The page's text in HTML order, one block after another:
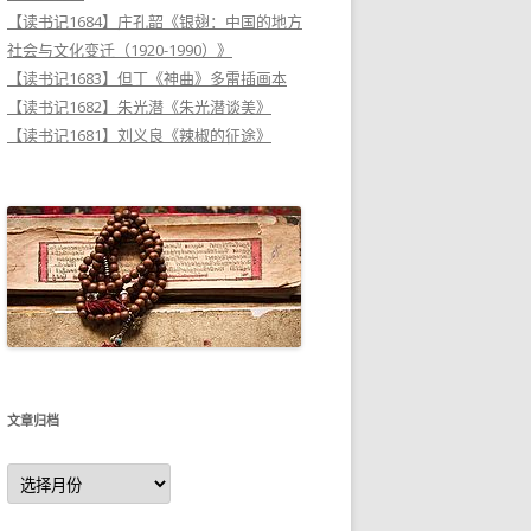
【读书记1684】庄孔韶《银翅：中国的地方
社会与文化变迁（1920-1990）》
【读书记1683】但丁《神曲》多雷插画本
【读书记1682】朱光潜《朱光潜谈美》
【读书记1681】刘义良《辣椒的征途》
文章归档
文
章
归